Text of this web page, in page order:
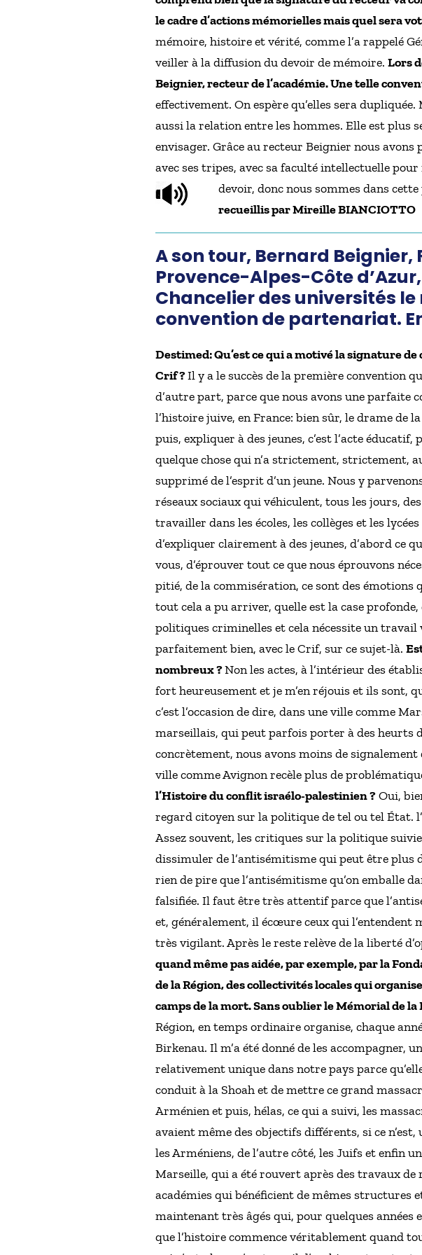
le cadre d’actions mémorielles mais quel sera
mémoire, histoire et vérité, comme l’a rappelé
veiller à la diffusion du devoir de mémoire. Lors
Beignier, recteur de l’académie. Une telle
effectivement. On espère qu’elles sera
aussi la relation entre les hommes. Elle est plus
envisager. Grâce au recteur Beignier nous avons
avec ses tripes, avec sa faculté intellectuelle
devoir, donc nous sommes dans
recueillis par Mireille BIANCIOTTO
A son tour, Bernard
Provence-Alpes-Côte
Chancelier des universités
convention de partenariat.
Destimed: Qu’est ce qui a motivé la signature
Crif ?Il y a le succès de la première convention
d’autre part, parce que nous avons une parfaite
l’histoire juive, en France: bien sûr, le drame de
puis, expliquer à des jeunes, c’est l’acte
quelque chose qui n’a strictement, strictement,
supprimé de l’esprit d’un jeune. Nous y
réseaux sociaux qui véhiculent, tous les jours,
travailler dans les écoles, les collèges et les
d’expliquer clairement à des jeunes, d’abord ce
vous, d’éprouver tout ce que nous éprouvons
pitié, de la commisération, ce sont des
tout cela a pu arriver, quelle est la case
politiques criminelles et cela nécessite un
parfaitement bien, avec le Crif, sur ce sujet-là.
nombreux ?Non les actes, à l’intérieur des
fort heureusement et je m’en réjouis et ils sont,
c’est l’occasion de dire, dans une ville comme
marseillais, qui peut parfois porter à des heurts
concrètement, nous avons moins de signalement
ville comme Avignon recèle plus de
l’Histoire du conflit israélo-palestinien ?Oui,
regard citoyen sur la politique de tel ou tel État.
Assez souvent, les critiques sur la politique
dissimuler de l’antisémitisme qui peut être plus
rien de pire que l’antisémitisme qu’on emballe
falsifiée. Il faut être très attentif parce que
et, généralement, il écœure ceux qui l’entendent
très vigilant. Après le reste relève de la liberté
quand même pas aidée, par exemple, par la
de la Région, des collectivités locales qui
camps de la mort. Sans oublier le Mémorial de
Région, en temps ordinaire organise, chaque
Birkenau. Il m’a été donné de les accompagner,
relativement unique dans notre pays parce
conduit à la Shoah et de mettre ce grand
Arménien et puis, hélas, ce qui a suivi, les
avaient même des objectifs différents, si ce
les Arméniens, de l’autre côté, les Juifs et enfin
Marseille, qui a été rouvert après des travaux
académies qui bénéficient de mêmes structures
maintenant très âgés qui, pour quelques années
que l’histoire commence véritablement quand